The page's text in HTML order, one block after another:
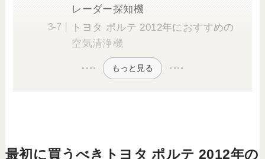
レーダー探知機
トヨタ ポルテ 2012年におすすめの
空気清浄機
もっと見る
最初に買うべきトヨタ ポルテ 2012年の